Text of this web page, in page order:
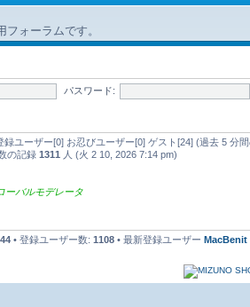
ォーラムです。
パスワード:
録ユーザー[0] お忍びユーザー[0] ゲスト[24] (過去 5 分
の記録 1311 人 (火 2 10, 2026 7:14 pm)
ーバルモデレータ
• 登録ユーザー数: 1108 • 最新登録ユーザー MacBenit